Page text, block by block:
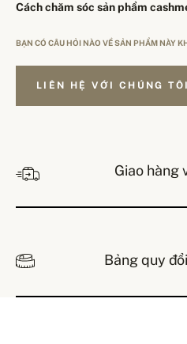
Cách chăm sóc sản phẩm
BẠN CÓ CÂU HỎI NÀO VỀ SẢN PHẨM NÀY
LIÊN HỆ VỚI CHÚNG TÔI
Giao hàng
Bảng quy